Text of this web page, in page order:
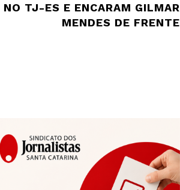
NO TJ-ES E ENCARAM GILMAR
MENDES DE FRENTE